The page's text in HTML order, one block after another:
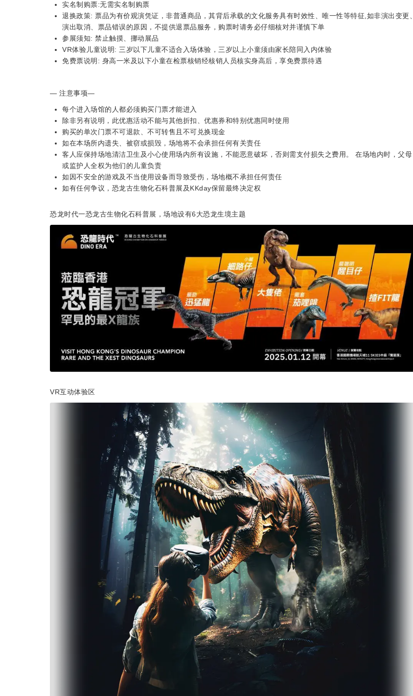
实名制购票:无需实名制购票
退换政策: 票品为有价观演凭证，非普通商品，其背后承载的文化服务具有时效性、唯一性等特征,如非演出变更、
演出取消、票品错误的原因，不提供退票品服务，购票时请务必仔细核对并谨慎下单
参展须知: 禁止触摸、挪动展品
VR体验儿童说明: 三岁以下儿童不适合入场体验，三岁以上小童须由家长陪同入内体验
免费票说明: 身高一米及以下小童在检票核销经核销人员核实身高后，享免费票待遇
— 注意事项—
每个进入场馆的人都必须购买门票才能进入
除非另有说明，此优惠活动不能与其他折扣、优惠券和特别优惠同时使用
购买的单次门票不可退款、不可转售且不可兑换现金
如在本场所内遗失、被窃或损毁，场地将不会承担任何有关责任
客人应保持场地清洁卫生及小心使用场内所有设施，不能恶意破坏，否则需支付损失之费用。 在场地内时，父母
或监护人全权为他们的儿童负责
如因不安全的游戏及不当使用设备而导致受伤，场地概不承担任何责任
如有任何争议，恐龙古生物化石科普展及KKday保留最终决定权
恐龙时代一恐龙古生物化石科普展，场地设有6大恐龙生境主题
VR互动体验区